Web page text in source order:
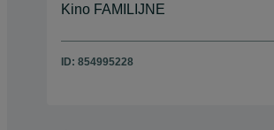
Kino FAMILIJNE
ID: 854995228